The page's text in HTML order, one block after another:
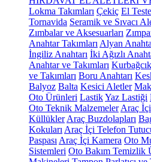
Lokma Takımları Çekiç El
Tornavida Seramik ve Sıvacı
Zımbalar ve Aksesuarları
Anahtar Takımları Alyan
İngiliz Anahtarı İki Ağızlı
Anahtar ve Takımları
ve Takımları Boru Anahtarı
Balyoz Balta Kesici Aletler
Oto Ürünleri LastikYaz Lastiği
Oto Teknik Malzemeler Araç
Küllükler Araç Buzdolapları
Kokuları Araç İçi Telefon
Paspası Araç İçi Kamera Oto
Sistemleri Oto Bakım Temizlik